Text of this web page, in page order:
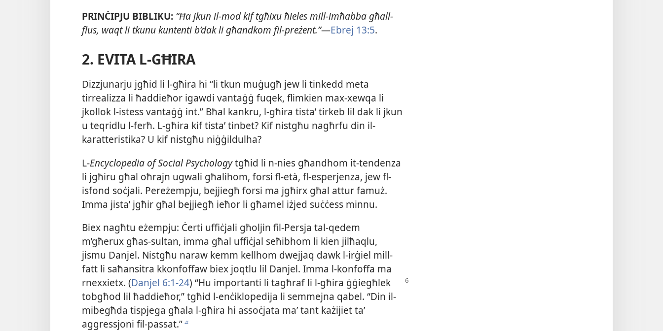
PRINĊIPJU BIBLIKU: “Ħa jkun il-​mod kif tgħixu ħieles mill-​imħabba għall-​
flus, waqt li tkunu kuntenti b’dak li għandkom fil-​preżent.”—Ebrej 13:5.
2. EVITA L-​GĦIRA
Dizzjunarju jgħid li l-​għira hi “li tkun muġugħ jew li tinkedd meta
tirrealizza li ħaddieħor igawdi vantaġġ fuqek, flimkien max-​xewqa li
jkollok l-​istess vantaġġ int.” Bħal kankru, l-​għira tistaʼ tirkeb lil dak li jkun
u teqridlu l-​ferħ. L-​għira kif tistaʼ tinbet? Kif nistgħu nagħrfu din il-​
karatteristika? U kif nistgħu niġġildulha?
L-​Encyclopedia of Social Psychologytgħid li n-​nies għandhom it-​tendenza
li jgħiru għal oħrajn ugwali għalihom, forsi fl-​età, fl-​esperjenza, jew fl-​
isfond soċjali. Pereżempju, bejjiegħ forsi ma jgħirx għal attur famuż.
Imma jistaʼ jgħir għal bejjiegħ ieħor li għamel iżjed suċċess minnu.
Biex nagħtu eżempju: Ċerti uffiċjali għoljin fil-​Persja tal-​qedem
m’għerux għas-​sultan, imma għal uffiċjal seħibhom li kien jilħaqlu,
jismu Danjel. Nistgħu naraw kemm kellhom dwejjaq dawk l-​irġiel mill-​
fatt li saħansitra kkonfoffaw biex joqtlu lil Danjel. Imma l-​konfoffa ma
rnexxietx. (Danjel 6:1-​24) “Hu importanti li tagħraf li l-​għira ġġiegħlek
tobgħod lil ħaddieħor,” tgħid l-​enċiklopedija li semmejna qabel. “Din il-​
mibegħda tispjega għala l-​għira hi assoċjata maʼ tant każijiet taʼ
aggressjoni fil-​passat.”b